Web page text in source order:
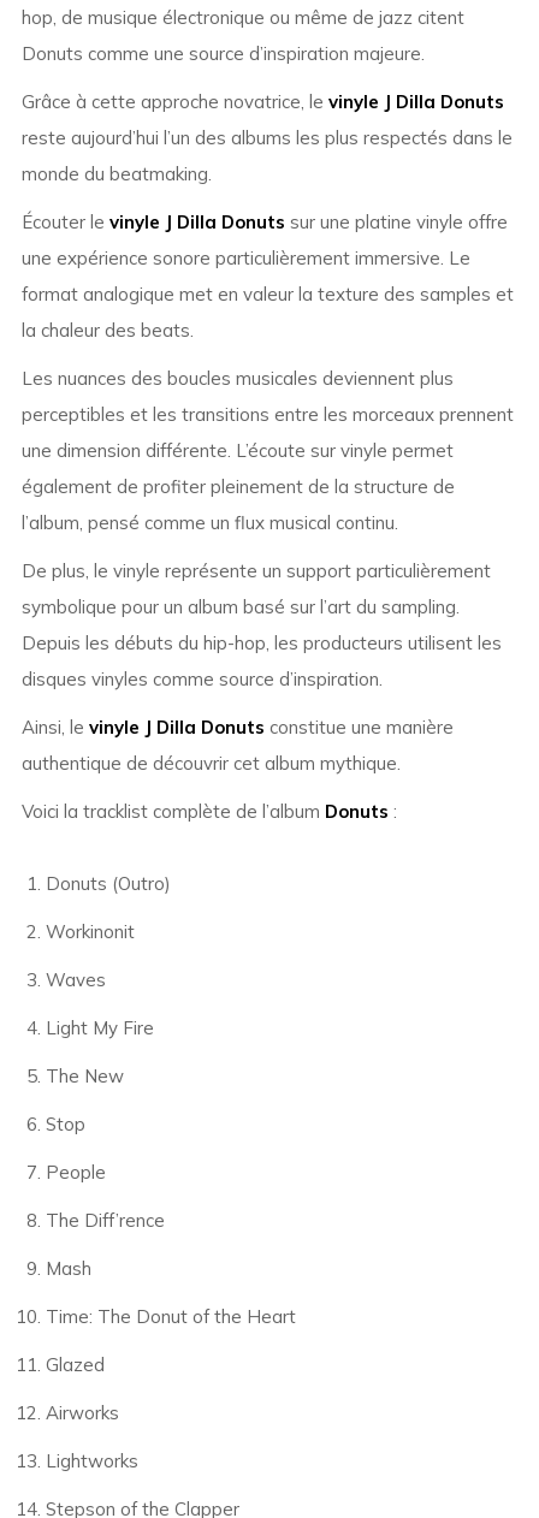
hop, de musique électronique ou même de jazz citent
Donuts comme une source d’inspiration majeure.
Grâce à cette approche novatrice, le vinyle J Dilla Donuts
reste aujourd’hui l’un des albums les plus respectés dans le
monde du beatmaking.
Écouter le vinyle J Dilla Donuts sur une platine vinyle offre
une expérience sonore particulièrement immersive. Le
format analogique met en valeur la texture des samples et
la chaleur des beats.
Les nuances des boucles musicales deviennent plus
perceptibles et les transitions entre les morceaux prennent
une dimension différente. L’écoute sur vinyle permet
également de profiter pleinement de la structure de
l’album, pensé comme un flux musical continu.
De plus, le vinyle représente un support particulièrement
symbolique pour un album basé sur l’art du sampling.
Depuis les débuts du hip-hop, les producteurs utilisent les
disques vinyles comme source d’inspiration.
Ainsi, le vinyle J Dilla Donuts constitue une manière
authentique de découvrir cet album mythique.
Voici la tracklist complète de l’album Donuts :
Donuts (Outro)
Workinonit
Waves
Light My Fire
The New
Stop
People
The Diff’rence
Mash
Time: The Donut of the Heart
Glazed
Airworks
Lightworks
Stepson of the Clapper